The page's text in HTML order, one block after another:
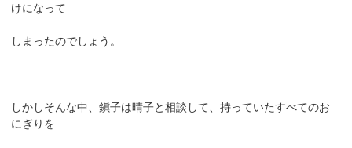
けになって
しまったのでしょう。
しかしそんな中、鎭子は晴子と相談して、持っていたすべてのお
にぎりを